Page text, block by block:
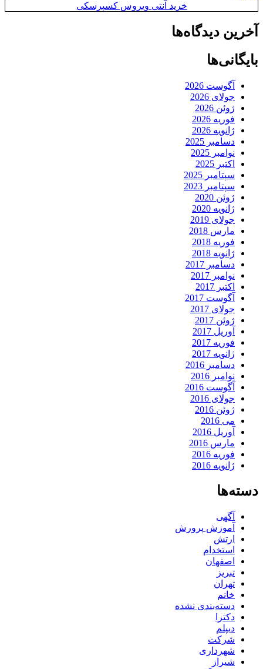
خرید آنتی ویروس کسپرسکی
آخرین دیدگاه‌ها
بایگانی‌ها
آگوست 2026
جولای 2026
ژوئن 2026
فوریه 2026
ژانویه 2026
دسامبر 2025
نوامبر 2025
اکتبر 2025
سپتامبر 2025
سپتامبر 2023
ژوئن 2020
ژانویه 2020
جولای 2019
مارس 2018
فوریه 2018
ژانویه 2018
دسامبر 2017
نوامبر 2017
اکتبر 2017
آگوست 2017
جولای 2017
ژوئن 2017
آوریل 2017
فوریه 2017
ژانویه 2017
دسامبر 2016
نوامبر 2016
آگوست 2016
جولای 2016
ژوئن 2016
می 2016
آوریل 2016
مارس 2016
فوریه 2016
ژانویه 2016
دسته‌ها
آگهی
آموزش پرورش
ارتش
استخدام
اصفهان
تبریز
تهران
خانم
دسته‌بندی نشده
دکترا
دیپلم
شرکت
شهرداری
شیراز